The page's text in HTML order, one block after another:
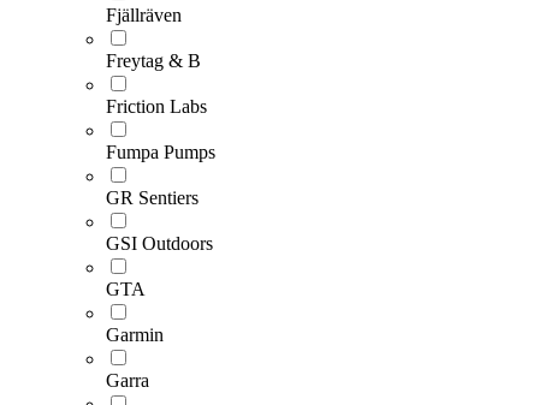
Fjällräven
Freytag & B
Friction Labs
Fumpa Pumps
GR Sentiers
GSI Outdoors
GTA
Garmin
Garra